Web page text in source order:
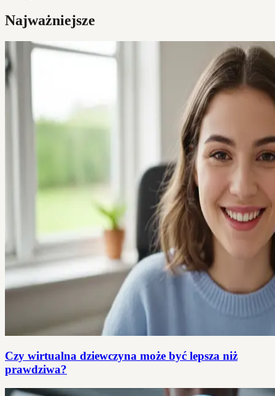
Najważniejsze
Czy wirtualna dziewczyna może być lepsza niż
prawdziwa?